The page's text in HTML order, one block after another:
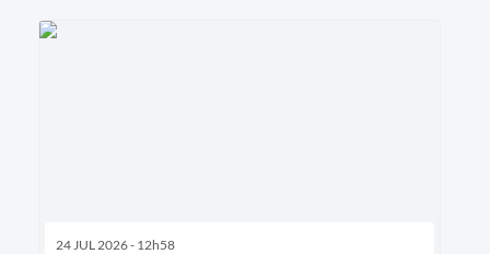
24 JUL 2026 - 12h58